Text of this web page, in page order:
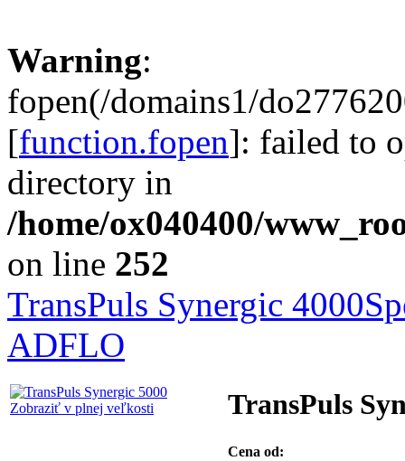
Warning:
fopen(/domains1/
[function.fopen]: failed to
directory in
/home/ox040400/
on line 252
TransPuls Synergic 4000
ADFLO
Zobraziť v plnej veľkosti TransPuls
Cena od: